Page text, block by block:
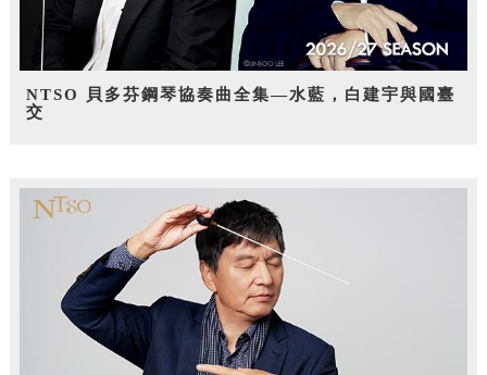
NTSO 貝多芬鋼琴協奏曲全集—水藍，白建宇與國臺
交